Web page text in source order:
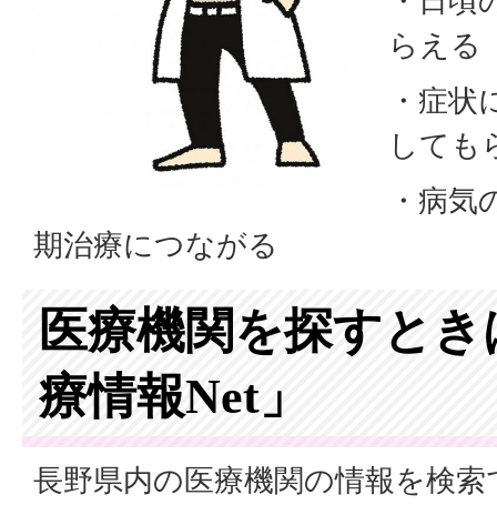
らえる
・症状
しても
・病気
期治療につながる
医療機関を探すと
療情報Net」
長野県内の医療機関の情報を検